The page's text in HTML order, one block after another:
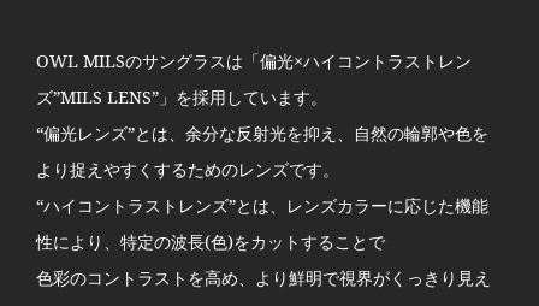
OWL MILSのサングラスは「偏光×ハイコントラストレン
ズ”MILS LENS”」を採用しています。
“偏光レンズ”とは、余分な反射光を抑え、自然の輪郭や色を
より捉えやすくするためのレンズです。
“ハイコントラストレンズ”とは、レンズカラーに応じた機能
性により、特定の波長(色)をカットすることで
色彩のコントラストを高め、より鮮明で視界がくっきり見え